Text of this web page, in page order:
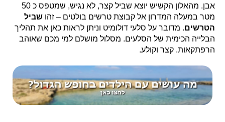
אבן. מהאלון הקשיש יוצא שביל קצר, לא נגיש, שמטפס כ 50
מטר במעלה המדרון אל קבוצת טרשים בולטים – זהו שביל
הטרשים. מדובר על סלעי דולומיט וניתן לראות כאן את תהליך
הבלייה הכימית של הסלעים. מסלול מושלם למי מכם שאוהב
הרפתקאות. קצר וקולע.